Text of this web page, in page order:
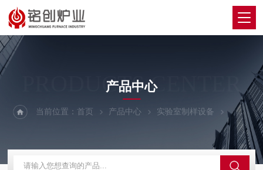
PRODUCTS CENTER
产品中心
当前位置：首页 产品中心 实验室制样设备 钻样机